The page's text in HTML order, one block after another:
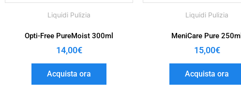
Liquidi Pulizia
Opti-Free PureMoist 300ml
14,00€
Acquista ora
Liquidi Pulizia
MeniCare Pure 250ml
15,00€
Acquista ora